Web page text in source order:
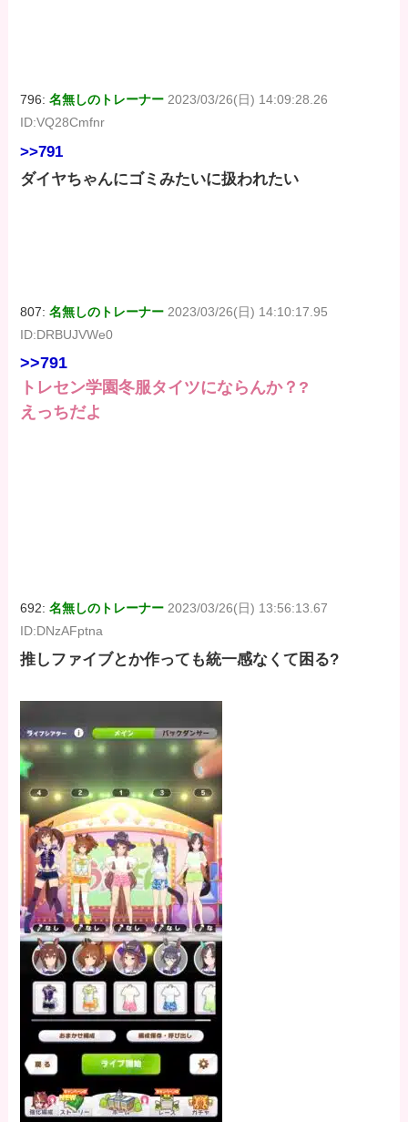
796:名無しのトレーナー 2023/03/26(日) 14:09:28.26
ID:VQ28Cmfnr
>>791
ダイヤちゃんにゴミみたいに扱われたい
807:名無しのトレーナー 2023/03/26(日) 14:10:17.95
ID:DRBUJVWe0
>>791
トレセン学園冬服タイツにならんか？?
えっちだよ
692:名無しのトレーナー 2023/03/26(日) 13:56:13.67
ID:DNzAFptna
推しファイブとか作っても統一感なくて困る?